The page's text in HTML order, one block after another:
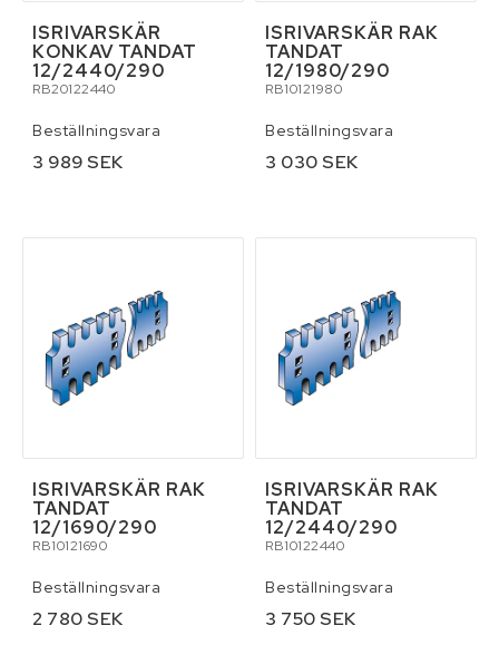
ISRIVARSKÄR
KONKAV TANDAT
12/2440/290
RB20122440
Beställningsvara
3 989 SEK
ISRIVARSKÄR RAK
TANDAT
12/1980/290
RB10121980
Beställningsvara
3 030 SEK
ISRIVARSKÄR RAK
TANDAT
12/1690/290
RB10121690
Beställningsvara
2 780 SEK
ISRIVARSKÄR RAK
TANDAT
12/2440/290
RB10122440
Beställningsvara
3 750 SEK